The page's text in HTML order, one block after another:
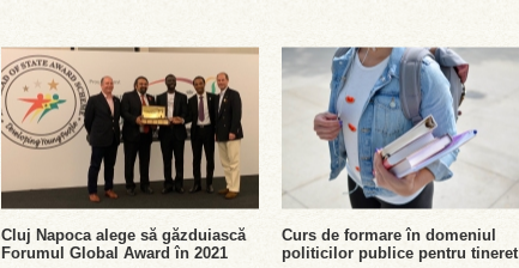
Cluj Napoca alege să găzduiască
Forumul Global Award în 2021
Curs de formare în domeniul
politicilor publice pentru tineret